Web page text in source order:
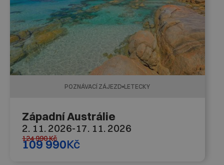
POZNÁVACÍ ZÁJEZD LETECKY
Západní Austrálie
2. 11. 2026-17. 11. 2026
124 990Kč
109 990Kč